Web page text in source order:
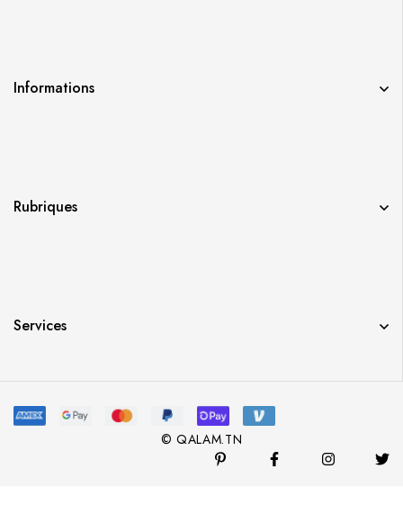
Informations
Rubriques
Services
© QALAM.TN